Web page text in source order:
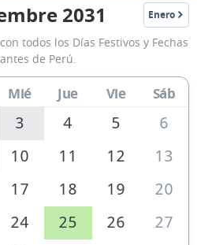
Calendario
Diciembre
2031
Perú
2031 Enero
2032
todos los Días Festivos y Fechas
de Perú.
Mié Jue Vie Sáb
3 4 5
6
10 11 12
13
17 18 19
20
24 25 26
27